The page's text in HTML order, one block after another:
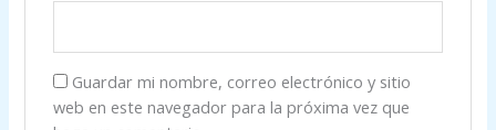
Guardar mi nombre, correo electrónico y sitio
web en este navegador para la próxima vez que